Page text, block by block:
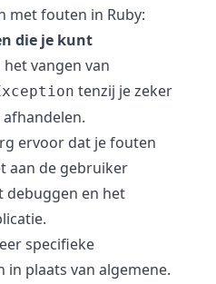
met fouten in Ruby:
die je kunt
vangen van
tenzij je zeker
ervoor dat je fouten
aan de gebruiker
debuggen en het
specifieke
in plaats van algemene.